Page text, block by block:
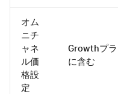
オム
ニチ
ャネ
ル価
格設
定
Growthプ
に含む